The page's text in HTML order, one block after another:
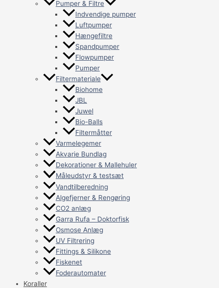
Pumper & Filtre
Indvendige pumper
Luftpumper
Hængefiltre
Spandpumper
Flowpumper
Pumper
Filtermateriale
Biohome
JBL
Juwel
Bio-Balls
Filtermåtter
Varmelegemer
Akvarie Bundlag
Dekorationer & Mallehuler
Måleudstyr & testsæt
Vandtilberedning
Algefjerner & Rengøring
CO2 anlæg
Garra Rufa – Doktorfisk
Osmose Anlæg
UV Filtrering
Fittings & Silikone
Fiskenet
Foderautomater
Koraller